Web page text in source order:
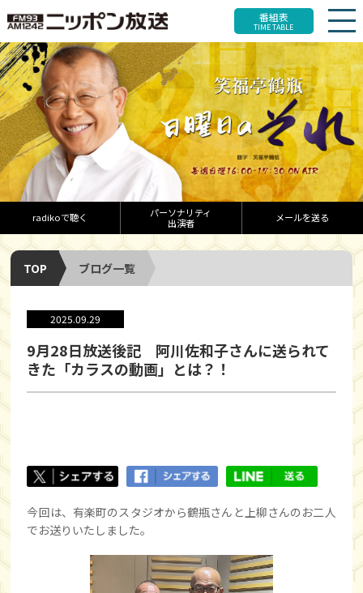
番組表
TIME TABLE
radikoで聴く
パーソナリティ
出演者
メールを送る
TOP ブログ一覧
2025.09.29
9月28日放送後記 阿川佐和子さんに送られて
きた「カラスの動画」とは？！
今回は、有楽町のスタジオから鶴瓶さんと上柳さんのお二人
でお送りいたしました。